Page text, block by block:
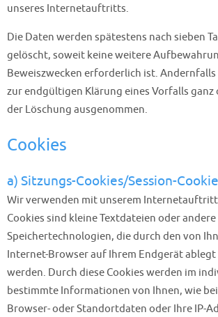
unseres Internetauftritts.
Die Daten werden spätestens nach sieben
gelöscht, soweit keine weitere
Beweiszwecken erforderlich ist. Andernfalls
zur endgültigen Klärung eines Vorfalls ganz
der Löschung ausgenommen.
Cookies
a) Sitzungs-Cookies/Session-
Wir verwenden mit unserem Internetauftritt
Cookies sind kleine Textdateien oder andere
Speichertechnologien, die durch den von
Internet-Browser auf Ihrem Endgerät
werden. Durch diese Cookies werden im
bestimmte Informationen von Ihnen, wie
Browser- oder Standortdaten oder Ihre IP-